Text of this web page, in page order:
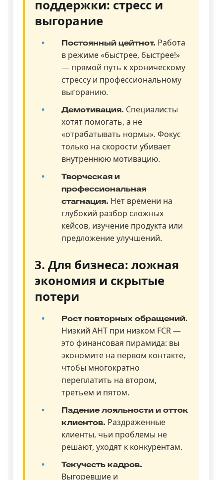
поддержки: стресс и
выгорание
Постоянный цейтнот. Работа
в режиме «быстрее, быстрее!»
— прямой путь к хроническому
стрессу и профессиональному
выгоранию.
Демотивация. Специалисты
хотят помогать, а не
«отрабатывать нормы». Фокус
только на скорости убивает
внутреннюю мотивацию.
Творческая и
профессиональная
стагнация. Нет времени на
глубокий разбор сложных
кейсов, изучение продукта или
предложение улучшений.
3. Для бизнеса: ложная
экономия и скрытые
потери
Рост повторных обращений.
Низкий AHT при низком FCR —
это финансовая пирамида: вы
экономите на первом контакте,
чтобы многократно
переплатить на втором,
третьем и пятом.
Падение лояльности и отток
клиентов. Раздраженные
клиенты, чьи проблемы не
решают, уходят к конкурентам.
Текучесть кадров.
Выгоревшие и